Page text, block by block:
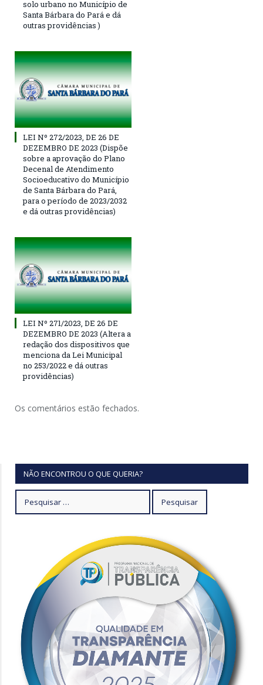
solo urbano no Município de
Santa Bárbara do Pará e dá
outras providências )
LEI Nº 272/2023, DE 26 DE
DEZEMBRO DE 2023 (Dispõe
sobre a aprovação do Plano
Decenal de Atendimento
Socioeducativo do Município
de Santa Bárbara do Pará,
para o período de 2023/2032
e dá outras providências)
LEI Nº 271/2023, DE 26 DE
DEZEMBRO DE 2023 (Altera a
redação dos dispositivos que
menciona da Lei Municipal
no 253/2022 e dá outras
providências)
Os comentários estão fechados.
NÃO ENCONTROU O QUE QUERIA?